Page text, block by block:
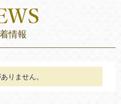
情報
りません。